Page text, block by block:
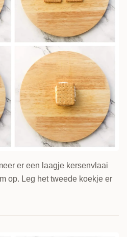
er een laagje kersenvlaai
op. Leg het tweede koekje er